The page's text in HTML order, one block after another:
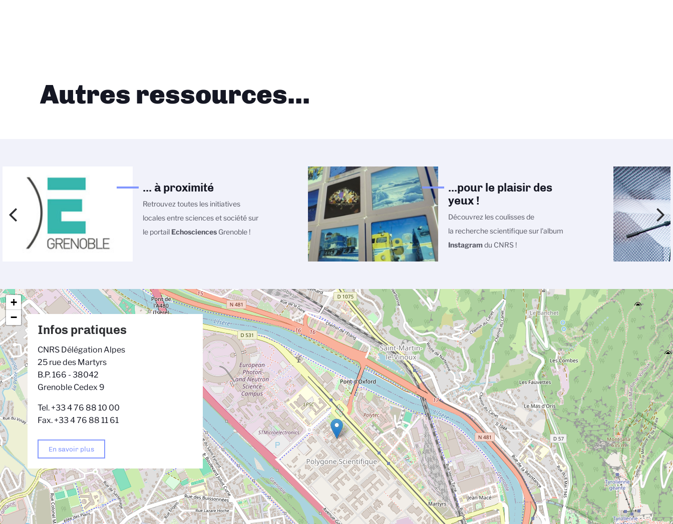
Autres ressources...
... à proximité
Retrouvez toutes les initiatives
locales entre sciences et société sur
le portail Echosciences Grenoble !
...pour le plaisir des
yeux !
Découvrez les coulisses de
la recherche scientifique sur l'album
Instagramdu CNRS !
+
−
Infos pratiques
CNRS Délégation Alpes
25 rue des Martyrs
B.P. 166 - 38042
Grenoble Cedex 9
Tel. +33 4 76 88 10 00
Fax. +33 4 76 88 11 61
En savoir plus